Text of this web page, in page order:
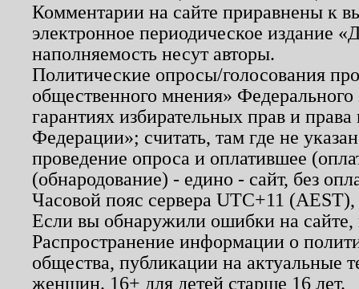
Комментарии на сайте приравнены к
электронное периодическое издание
наполняемость несут авторы.
Политические опросы/голосования
общественного мнения»
гарантиях избирательных прав и
Федерации»; считать, там где не
проведение опроса и оплатившее
(обнародование) - едино - сайт, без
Часовой пояс сервера UTC+11
Если вы обнаружили ошибки на
Распространение информации о
общества, публикации на актуальные
женщин. 16+ для детей старше 16 лет.